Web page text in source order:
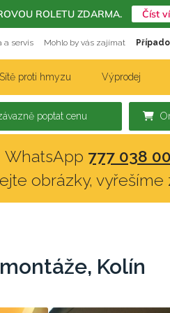
a servis Mohlo by vás zajímat
proti hmyzu Výprodej
poptat cenu
WhatsApp 777 038
obrázky, vyřešíme
Kolín
ROLETU ZDARMA. Číst